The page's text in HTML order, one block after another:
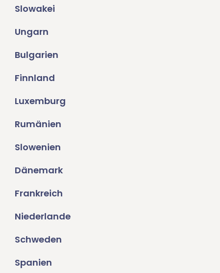
Slowakei
Ungarn
Bulgarien
Finnland
Luxemburg
Rumänien
Slowenien
Dänemark
Frankreich
Niederlande
Schweden
Spanien